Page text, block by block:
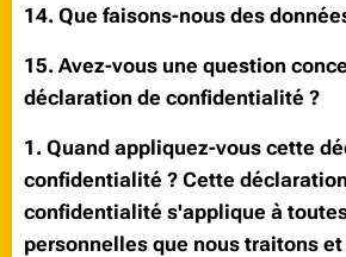
14. Que faisons-nous des
15. Avez-vous une question
déclaration de confidentialité ?
1. Quand appliquez-vous cette
confidentialité ? Cette
confidentialité s'applique à
personnelles que nous traitons